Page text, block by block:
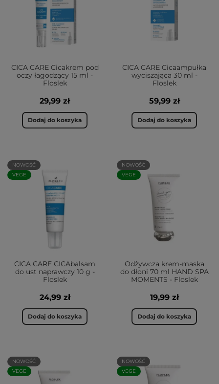
CICA CARE Cicakrem pod
oczy łagodzący 15 ml -
Floslek
29,99 zł
Dodaj do koszyka
CICA CARE Cicaampułka
wyciszająca 30 ml -
Floslek
59,99 zł
Dodaj do koszyka
NOWOŚĆ
VEGE
CICA CARE CICAbalsam
do ust naprawczy 10 g -
Floslek
24,99 zł
Dodaj do koszyka
NOWOŚĆ
VEGE
Odżywcza krem-maska
do dłoni 70 ml HAND SPA
MOMENTS - Floslek
19,99 zł
Dodaj do koszyka
NOWOŚĆ
VEGE
NOWOŚĆ
VEGE